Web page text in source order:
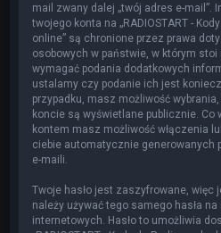
mail zwany dalej „twój adres e-mail”.
twojego konta na „RADIOSTART -
online” są chronione przez prawa
osobowych w państwie, w którym
wymagać podania dodatkowych
ustalamy czy podanie ich jest
przypadku, masz możliwość
koncie są wyświetlane publicznie. Co
kontem masz możliwość włączenia
ciebie automatycznie generowanych
e-maili.
Twoje hasło jest zaszyfrowane, więc
należy używać tego samego hasła
internetowych. Hasło to umożliwia